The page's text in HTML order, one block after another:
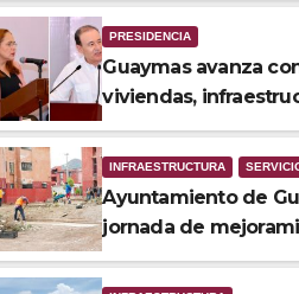
INFRAESTRUCTURA
Avanza al 45
PRESIDENCIA
Guaymas avanza
viviendas,
servicios públicos:
INFRAESTRUCTURA
Ayuntamiento de
jornada de
colonia Loma